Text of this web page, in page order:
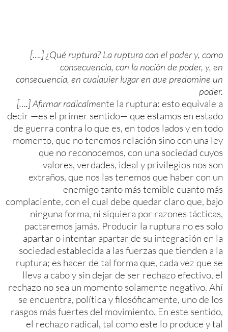
[….] ¿Qué ruptura? La ruptura con el poder y, como
consecuencia, con la noción de poder, y, en
consecuencia, en cualquier lugar en que predomine un
poder.
[….] Afirmar radicalmente la ruptura: esto equivale a
decir —es el primer sentido— que estamos en estado
de guerra contra lo que es, en todos lados y en todo
momento, que no tenemos relación sino con una ley
que no reconocemos, con una sociedad cuyos
valores, verdades, ideal y privilegios nos son
extraños, que nos las tenemos que haber con un
enemigo tanto más temible cuanto más
complaciente, con el cual debe quedar claro que, bajo
ninguna forma, ni siquiera por razones tácticas,
pactaremos jamás. Producir la ruptura no es solo
apartar o intentar apartar de su integración en la
sociedad establecida a las fuerzas que tienden a la
ruptura; es hacer de tal forma que, cada vez que se
lleva a cabo y sin dejar de ser rechazo efectivo, el
rechazo no sea un momento solamente negativo. Ahí
se encuentra, política y filosóficamente, uno de los
rasgos más fuertes del movimiento. En este sentido,
el rechazo radical, tal como este lo produce y tal